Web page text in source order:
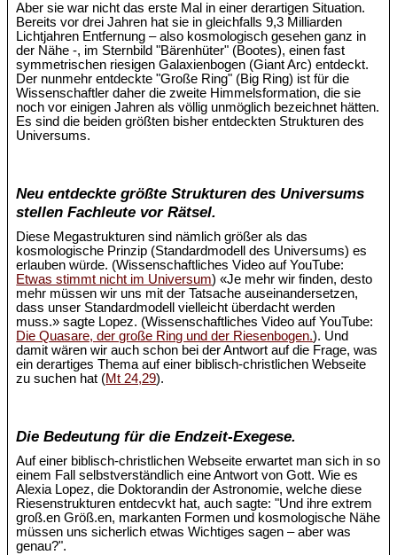
Aber sie war nicht das erste Mal in einer derartigen Situation.
Bereits vor drei Jahren hat sie in gleichfalls 9,3 Milliarden
Lichtjahren Entfernung – also kosmologisch gesehen ganz in
der Nähe -, im Sternbild "Bärenhüter" (Bootes), einen fast
symmetrischen riesigen Galaxienbogen (Giant Arc) entdeckt.
Der nunmehr entdeckte "Große Ring" (Big Ring) ist für die
Wissenschaftler daher die zweite Himmelsformation, die sie
noch vor einigen Jahren als völlig unmöglich bezeichnet hätten.
Es sind die beiden größten bisher entdeckten Strukturen des
Universums.
Neu entdeckte größte Strukturen des Universums
stellen Fachleute vor Rätsel.
Diese Megastrukturen sind nämlich größer als das
kosmologische Prinzip (Standardmodell des Universums) es
erlauben würde. (Wissenschaftliches Video auf YouTube:
Etwas stimmt nicht im Universum) «Je mehr wir finden, desto
mehr müssen wir uns mit der Tatsache auseinandersetzen,
dass unser Standardmodell vielleicht überdacht werden
muss.» sagte Lopez. (Wissenschaftliches Video auf YouTube:
Die Quasare, der große Ring und der Riesenbogen.). Und
damit wären wir auch schon bei der Antwort auf die Frage, was
ein derartiges Thema auf einer biblisch-christlichen Webseite
zu suchen hat (Mt 24,29).
Die Bedeutung für die Endzeit-Exegese.
Auf einer biblisch-christlichen Webseite erwartet man sich in so
einem Fall selbstverständlich eine Antwort von Gott. Wie es
Alexia Lopez, die Doktorandin der Astronomie, welche diese
Riesenstrukturen entdecvkt hat, auch sagte: "Und ihre extrem
groß.en Größ.en, markanten Formen und kosmologische Nähe
müssen uns sicherlich etwas Wichtiges sagen – aber was
genau?".